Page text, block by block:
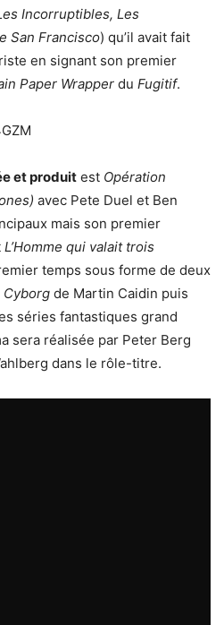
Incorruptibles, Les
San Francisco) qu’il avait fait
en signant son premier
Paper Wrapper du Fugitif.
et produit est Opération
avec Pete Duel et Ben
mais son premier
L’Homme qui valait trois
temps sous forme de deux
Cyborg de Martin Caidin puis
séries fantastiques grand
sera réalisée par Peter Berg
dans le rôle-titre.